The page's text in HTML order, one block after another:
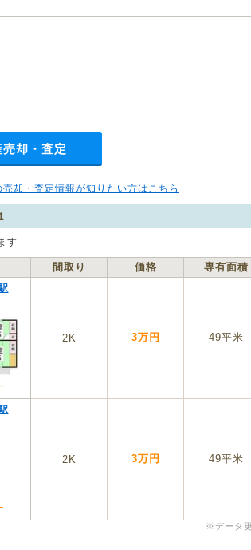
却・査定
却・査定情報が知りたい方はこちら
す
間取り 価格 専有面積
2K 3万円 49平米
2K 3万円 49平米
※データ